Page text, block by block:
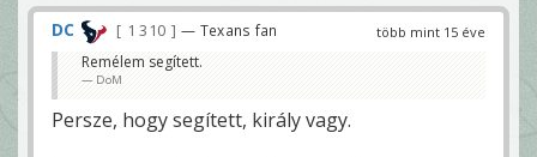
több mint 15 éve
DC 1 310 — Texans fan
Remélem segített.
DoM
Persze, hogy segített, király vagy.